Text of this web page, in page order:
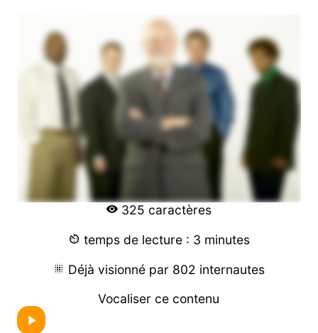
325 caractères
temps de lecture : 3 minutes
Déjà visionné par 802 internautes
Vocaliser ce contenu